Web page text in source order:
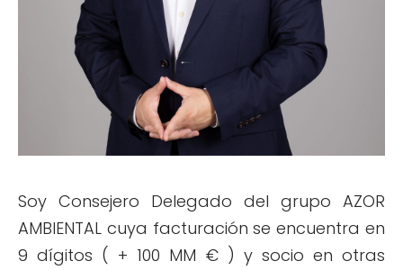
Soy Consejero Delegado del grupo AZOR
AMBIENTAL cuya facturación se encuentra en
9 dígitos ( + 100 MM € ) y socio en otras